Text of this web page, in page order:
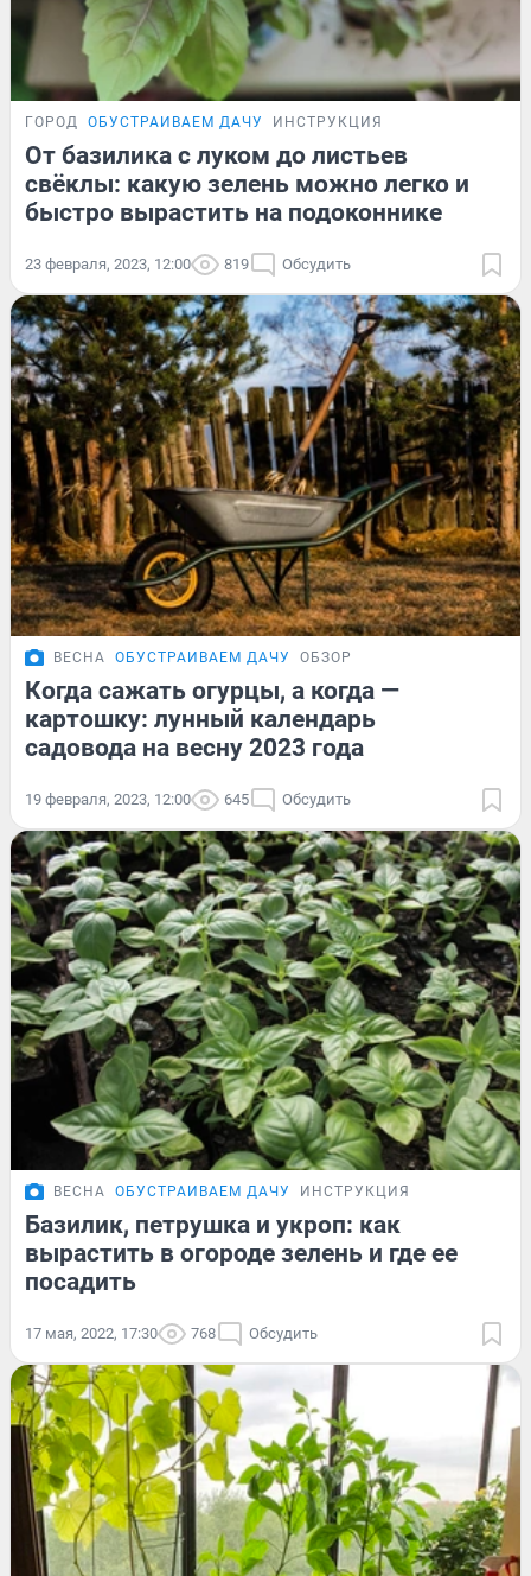
ГОРОД ОБУСТРАИВАЕМ ДАЧУ ИНСТРУКЦИЯ
От базилика с луком до листьев
свёклы: какую зелень можно легко и
быстро вырастить на подоконнике
23 февраля, 2023, 12:00 819 Обсудить
ВЕСНА ОБУСТРАИВАЕМ ДАЧУ ОБЗОР
Когда сажать огурцы, а когда —
картошку: лунный календарь
садовода на весну 2023 года
19 февраля, 2023, 12:00 645 Обсудить
ВЕСНА ОБУСТРАИВАЕМ ДАЧУ ИНСТРУКЦИЯ
Базилик, петрушка и укроп: как
вырастить в огороде зелень и где ее
посадить
17 мая, 2022, 17:30 768 Обсудить